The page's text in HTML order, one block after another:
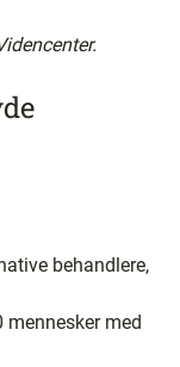
behandlere,
med